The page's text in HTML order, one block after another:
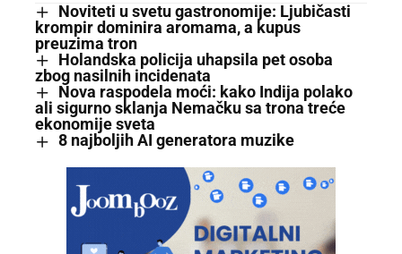
Noviteti u svetu gastronomije: Ljubičasti
krompir dominira aromama, a kupus
preuzima tron
Holandska policija uhapsila pet osoba
zbog nasilnih incidenata
Nova raspodela moći: kako Indija polako
ali sigurno sklanja Nemačku sa trona treće
ekonomije sveta
8 najbolјih AI generatora muzike